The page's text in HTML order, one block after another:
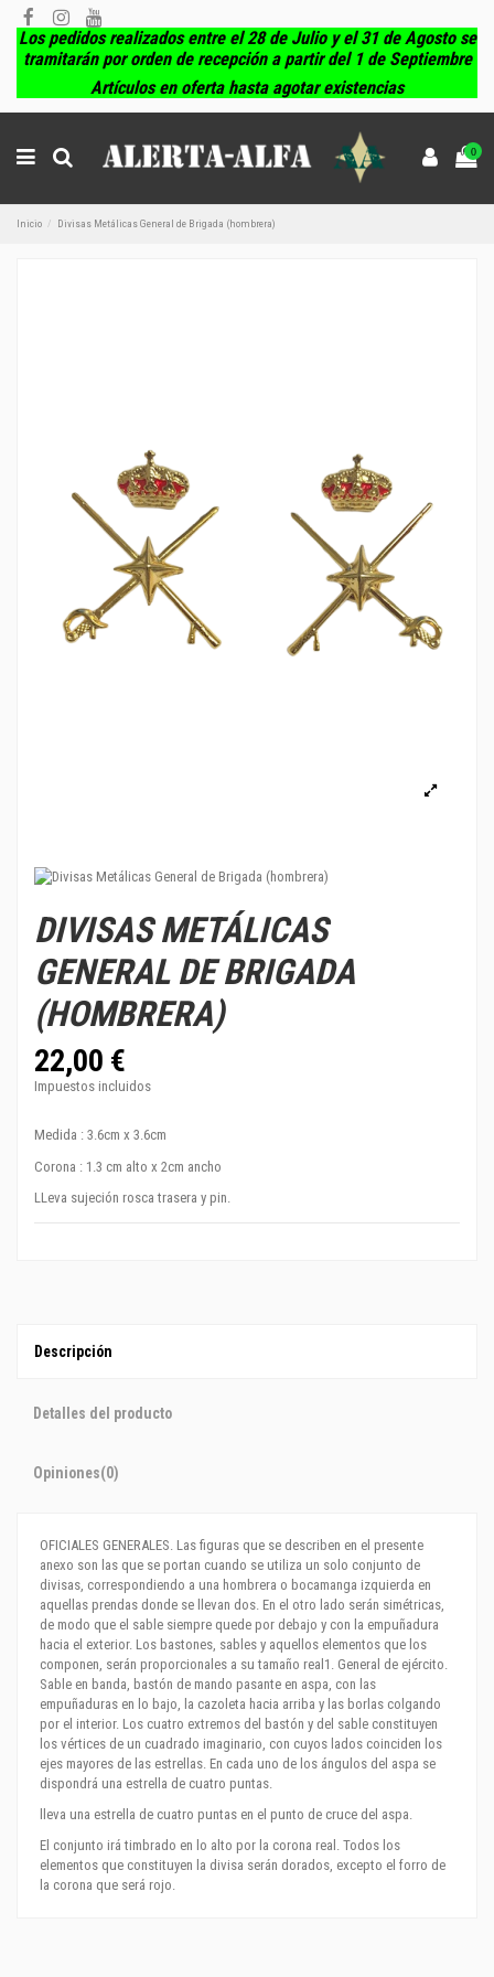
Los pedidos realizados entre el 28 de Julio y el 31 de Agosto se
tramitarán por orden de recepción a partir del 1 de Septiembre
Artículos en oferta hasta agotar existencias
0
Inicio Divisas Metálicas General de Brigada (hombrera)
DIVISAS METÁLICAS
GENERAL DE BRIGADA
(HOMBRERA)
22,00 €
Impuestos incluidos
Medida : 3.6cm x 3.6cm
Corona : 1.3 cm alto x 2cm ancho
LLeva sujeción rosca trasera y pin.
Descripción
Detalles del producto
Opiniones(0)
OFICIALES GENERALES. Las figuras que se describen en el presente
anexo son las que se portan cuando se utiliza un solo conjunto de
divisas, correspondiendo a una hombrera o bocamanga izquierda en
aquellas prendas donde se llevan dos. En el otro lado serán simétricas,
de modo que el sable siempre quede por debajo y con la empuñadura
hacia el exterior. Los bastones, sables y aquellos elementos que los
componen, serán proporcionales a su tamaño real1. General de ejército.
Sable en banda, bastón de mando pasante en aspa, con las
empuñaduras en lo bajo, la cazoleta hacia arriba y las borlas colgando
por el interior. Los cuatro extremos del bastón y del sable constituyen
los vértices de un cuadrado imaginario, con cuyos lados coinciden los
ejes mayores de las estrellas. En cada uno de los ángulos del aspa se
dispondrá una estrella de cuatro puntas.
lleva una estrella de cuatro puntas en el punto de cruce del aspa.
El conjunto irá timbrado en lo alto por la corona real. Todos los
elementos que constituyen la divisa serán dorados, excepto el forro de
la corona que será rojo.